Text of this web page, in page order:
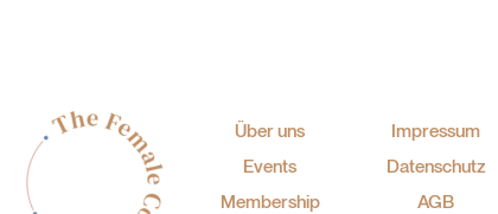
Über uns
Events
Membership
Impressum
Datenschutz
AGB